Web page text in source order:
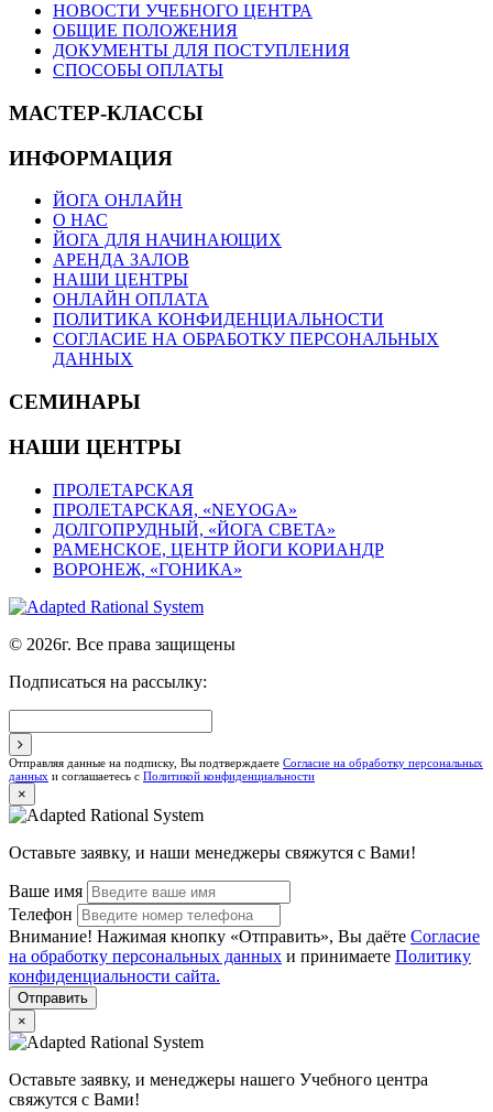
НОВОСТИ УЧЕБНОГО ЦЕНТРА
ОБЩИЕ ПОЛОЖЕНИЯ
ДОКУМЕНТЫ ДЛЯ ПОСТУПЛЕНИЯ
СПОСОБЫ ОПЛАТЫ
МАСТЕР-КЛАССЫ
ИНФОРМАЦИЯ
ЙОГА ОНЛАЙН
О НАС
ЙОГА ДЛЯ НАЧИНАЮЩИХ
АРЕНДА ЗАЛОВ
НАШИ ЦЕНТРЫ
ОНЛАЙН ОПЛАТА
ПОЛИТИКА КОНФИДЕНЦИАЛЬНОСТИ
СОГЛАСИЕ НА ОБРАБОТКУ ПЕРСОНАЛЬНЫХ
ДАННЫХ
СЕМИНАРЫ
НАШИ ЦЕНТРЫ
ПРОЛЕТАРСКАЯ
ПРОЛЕТАРСКАЯ, «NEYOGA»
ДОЛГОПРУДНЫЙ, «ЙОГА СВЕТА»
РАМЕНСКОЕ, ЦЕНТР ЙОГИ КОРИАНДР
ВОРОНЕЖ, «ГОНИКА»
© 2026г. Все права защищены
Подписаться на рассылку:
Отправляя данные на подписку, Вы подтверждаете Согласие на обработку персональных
данных и соглашаетесь с Политикой конфиденциальности
×
Оставьте заявку, и наши менеджеры свяжутся с Вами!
Ваше имя
Телефон
Внимание! Нажимая кнопку «Отправить», Вы даёте Согласие
на обработку персональных данных и принимаете Политику
конфиденциальности сайта.
Отправить
×
Оставьте заявку, и менеджеры нашего Учебного центра
свяжутся с Вами!